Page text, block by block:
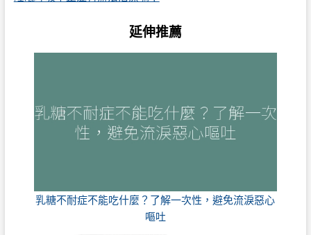
延伸推薦
乳糖不耐症不能吃什麼？了解一次性，避免流淚惡心
嘔吐